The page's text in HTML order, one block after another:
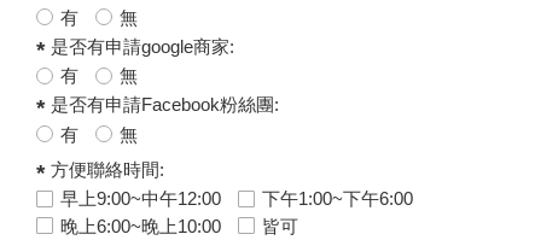
有
無
是否有申請google商家:
有
無
是否有申請Facebook粉絲團:
有
無
方便聯絡時間:
早上9:00~中午12:00
下午1:00~下午6:00
晚上6:00~晚上10:00
皆可